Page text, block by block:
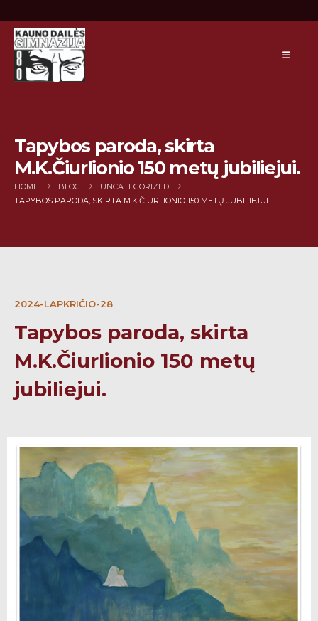
Tapybos paroda, skirta
M.K.Čiurlionio 150 metų jubiliejui.
HOME BLOG
UNCATEGORIZED
TAPYBOS PARODA, SKIRTA M.K.ČIURLIONIO 150 METŲ JUBILIEJUI.
2024-LAPKRIČIO-28
Tapybos paroda, skirta
M.K.Čiurlionio 150 metų
jubiliejui.